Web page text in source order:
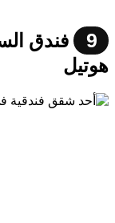
9
فندق
هوتيل